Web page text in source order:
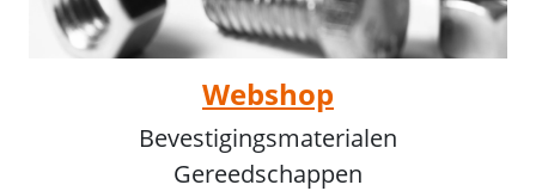
Webshop
Bevestigingsmaterialen
Gereedschappen